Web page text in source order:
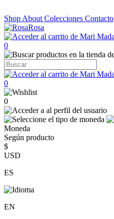
Shop About Colecciones Contacto
0
0
0
Moneda
Según producto
$
USD
ES
EN